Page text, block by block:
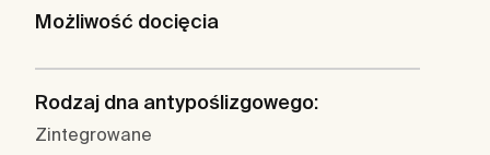
Możliwość docięcia
Rodzaj dna antypoślizgowego:
Zintegrowane